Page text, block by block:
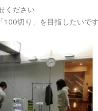
ください
100切り」を目指したいで